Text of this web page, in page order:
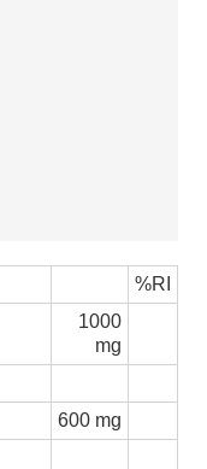
%RI
1000
mg
600 mg